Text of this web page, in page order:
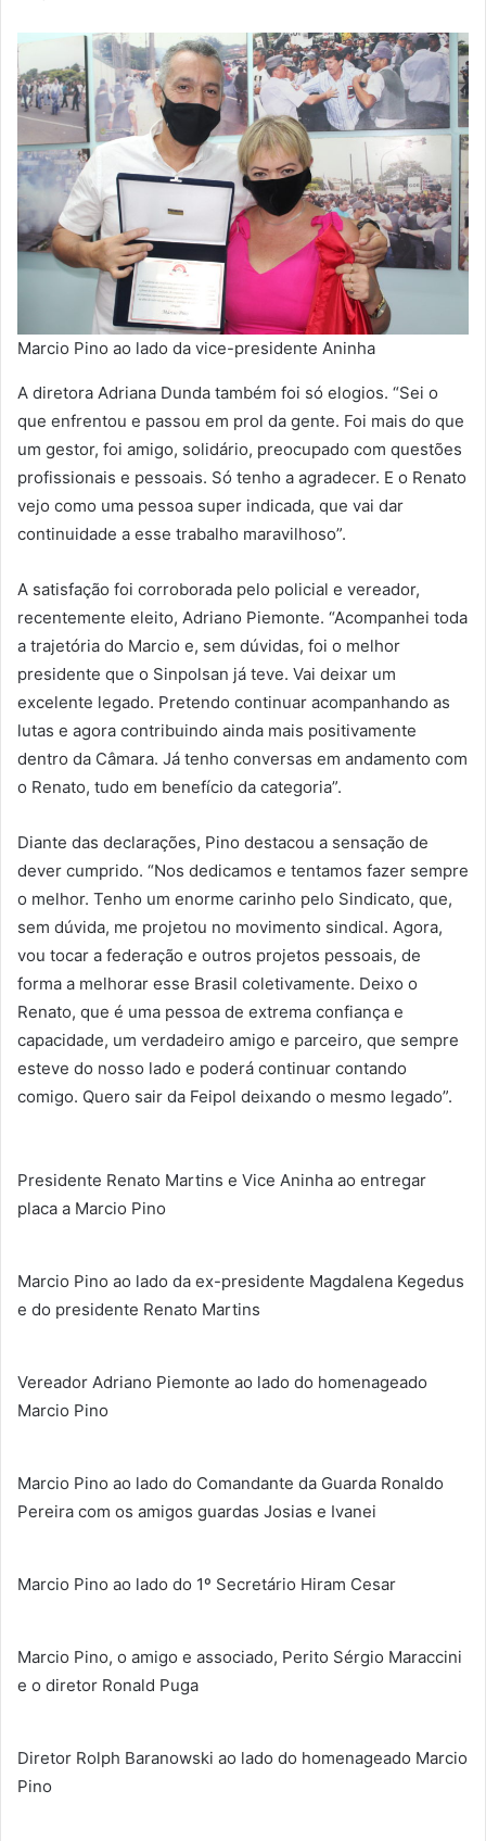
Marcio Pino ao lado da vice-presidente Aninha
A diretora Adriana Dunda também foi só elogios. “Sei o
que enfrentou e passou em prol da gente. Foi mais do que
um gestor, foi amigo, solidário, preocupado com questões
profissionais e pessoais. Só tenho a agradecer. E o Renato
vejo como uma pessoa super indicada, que vai dar
continuidade a esse trabalho maravilhoso”.
A satisfação foi corroborada pelo policial e vereador,
recentemente eleito, Adriano Piemonte. “Acompanhei toda
a trajetória do Marcio e, sem dúvidas, foi o melhor
presidente que o Sinpolsan já teve. Vai deixar um
excelente legado. Pretendo continuar acompanhando as
lutas e agora contribuindo ainda mais positivamente
dentro da Câmara. Já tenho conversas em andamento com
o Renato, tudo em benefício da categoria”.
Diante das declarações, Pino destacou a sensação de
dever cumprido. “Nos dedicamos e tentamos fazer sempre
o melhor. Tenho um enorme carinho pelo Sindicato, que,
sem dúvida, me projetou no movimento sindical. Agora,
vou tocar a federação e outros projetos pessoais, de
forma a melhorar esse Brasil coletivamente. Deixo o
Renato, que é uma pessoa de extrema confiança e
capacidade, um verdadeiro amigo e parceiro, que sempre
esteve do nosso lado e poderá continuar contando
comigo. Quero sair da Feipol deixando o mesmo legado”.
Presidente Renato Martins e Vice Aninha ao entregar
placa a Marcio Pino
Marcio Pino ao lado da ex-presidente Magdalena Kegedus
e do presidente Renato Martins
Vereador Adriano Piemonte ao lado do homenageado
Marcio Pino
Marcio Pino ao lado do Comandante da Guarda Ronaldo
Pereira com os amigos guardas Josias e Ivanei
Marcio Pino ao lado do 1º Secretário Hiram Cesar
Marcio Pino, o amigo e associado, Perito Sérgio Maraccini
e o diretor Ronald Puga
Diretor Rolph Baranowski ao lado do homenageado Marcio
Pino